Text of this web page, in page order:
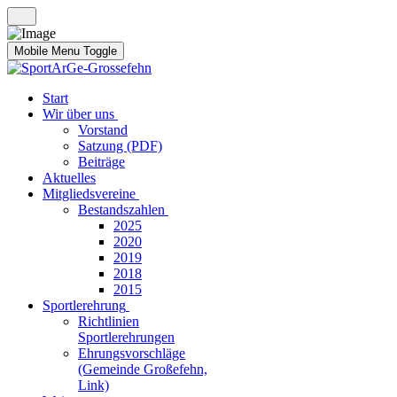
Mobile Menu Toggle
Start
Wir über uns
Vorstand
Satzung (PDF)
Beiträge
Aktuelles
Mitgliedsvereine
Bestandszahlen
2025
2020
2019
2018
2015
Sportlerehrung
Richtlinien
Sportlerehrungen
Ehrungsvorschläge
(Gemeinde Großefehn,
Link)